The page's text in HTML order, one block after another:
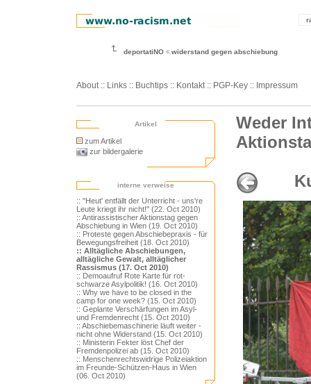
deportatiNO widerstand gegen abschiebung
About :: Links :: Buchtips :: Kontakt :: PGP-Key :: Impressum
Artikel
zum Artikel
zur bildergalerie
interne verweise
:: "Heut' entfällt der Unterricht - uns're
Leute kriegt ihr nicht!" (22. Oct 2010)
:: Antirassistischer Aktionstag gegen
Abschiebung in Wien (19. Oct 2010)
:: Proteste gegen Abschiebepraxis - für
Bewegungsfreiheit (18. Oct 2010)
:: Alltägliche Abschiebungen,
alltägliche Gewalt, alltäglicher
Rassismus (17. Oct 2010)
:: Demoaufruf Rote Karte für rot-
schwarze Asylpolitik! (16. Oct 2010)
:: Why we have to be closed in the
camp for one week? (15. Oct 2010)
:: Geplante Verschärfungen im Asyl-
und Fremdenrecht (15. Oct 2010)
:: Abschiebemaschinerie läuft weiter -
nicht ohne Widerstand (15. Oct 2010)
:: Ministerin Fekter löst Chef der
Fremdenpolizei ab (15. Oct 2010)
:: Menschenrechtswidrige Polizeiaktion
im Freunde-Schützen-Haus in Wien
(06. Oct 2010)
Weder